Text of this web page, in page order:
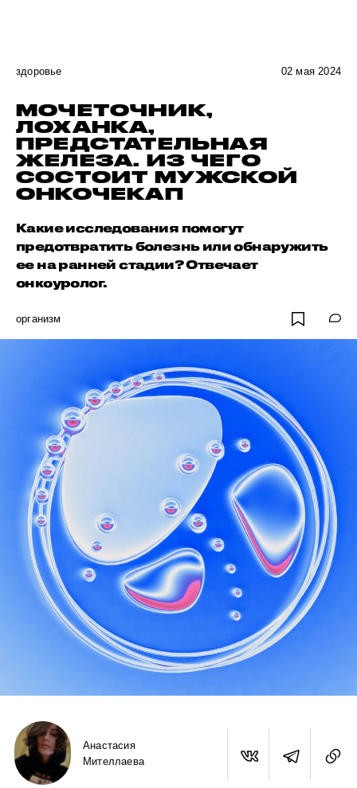
здоровье 02 мая 2024
МОЧЕТОЧНИК,
ЛОХАНКА,
ПРЕДСТАТЕЛЬНАЯ
ЖЕЛЕЗА. ИЗ ЧЕГО
СОСТОИТ МУЖСКОЙ
ОНКОЧЕКАП
Какие исследования помогут
предотвратить болезнь или обнаружить
ее на ранней стадии? Отвечает
онкоуролог.
организм
Анастасия
Мителлаева